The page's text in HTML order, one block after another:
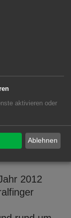
2012
aktivieren oder
Ablehnen